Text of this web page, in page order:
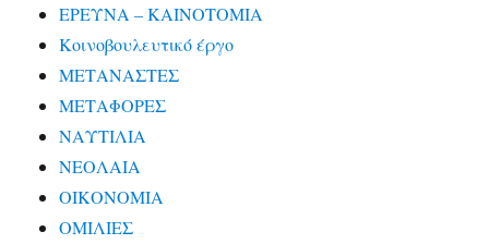
ΕΡΕΥΝΑ – ΚΑΙΝΟΤΟΜΙΑ
Κοινοβουλευτικό έργο
ΜΕΤΑΝΑΣΤΕΣ
ΜΕΤΑΦΟΡΕΣ
ΝΑΥΤΙΛΙΑ
ΝΕΟΛΑΙΑ
ΟΙΚΟΝΟΜΙΑ
ΟΜΙΛΙΕΣ